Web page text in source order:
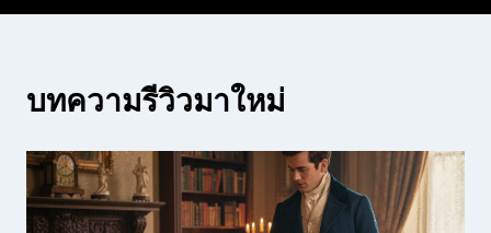
บทความรีวิวมาใหม่